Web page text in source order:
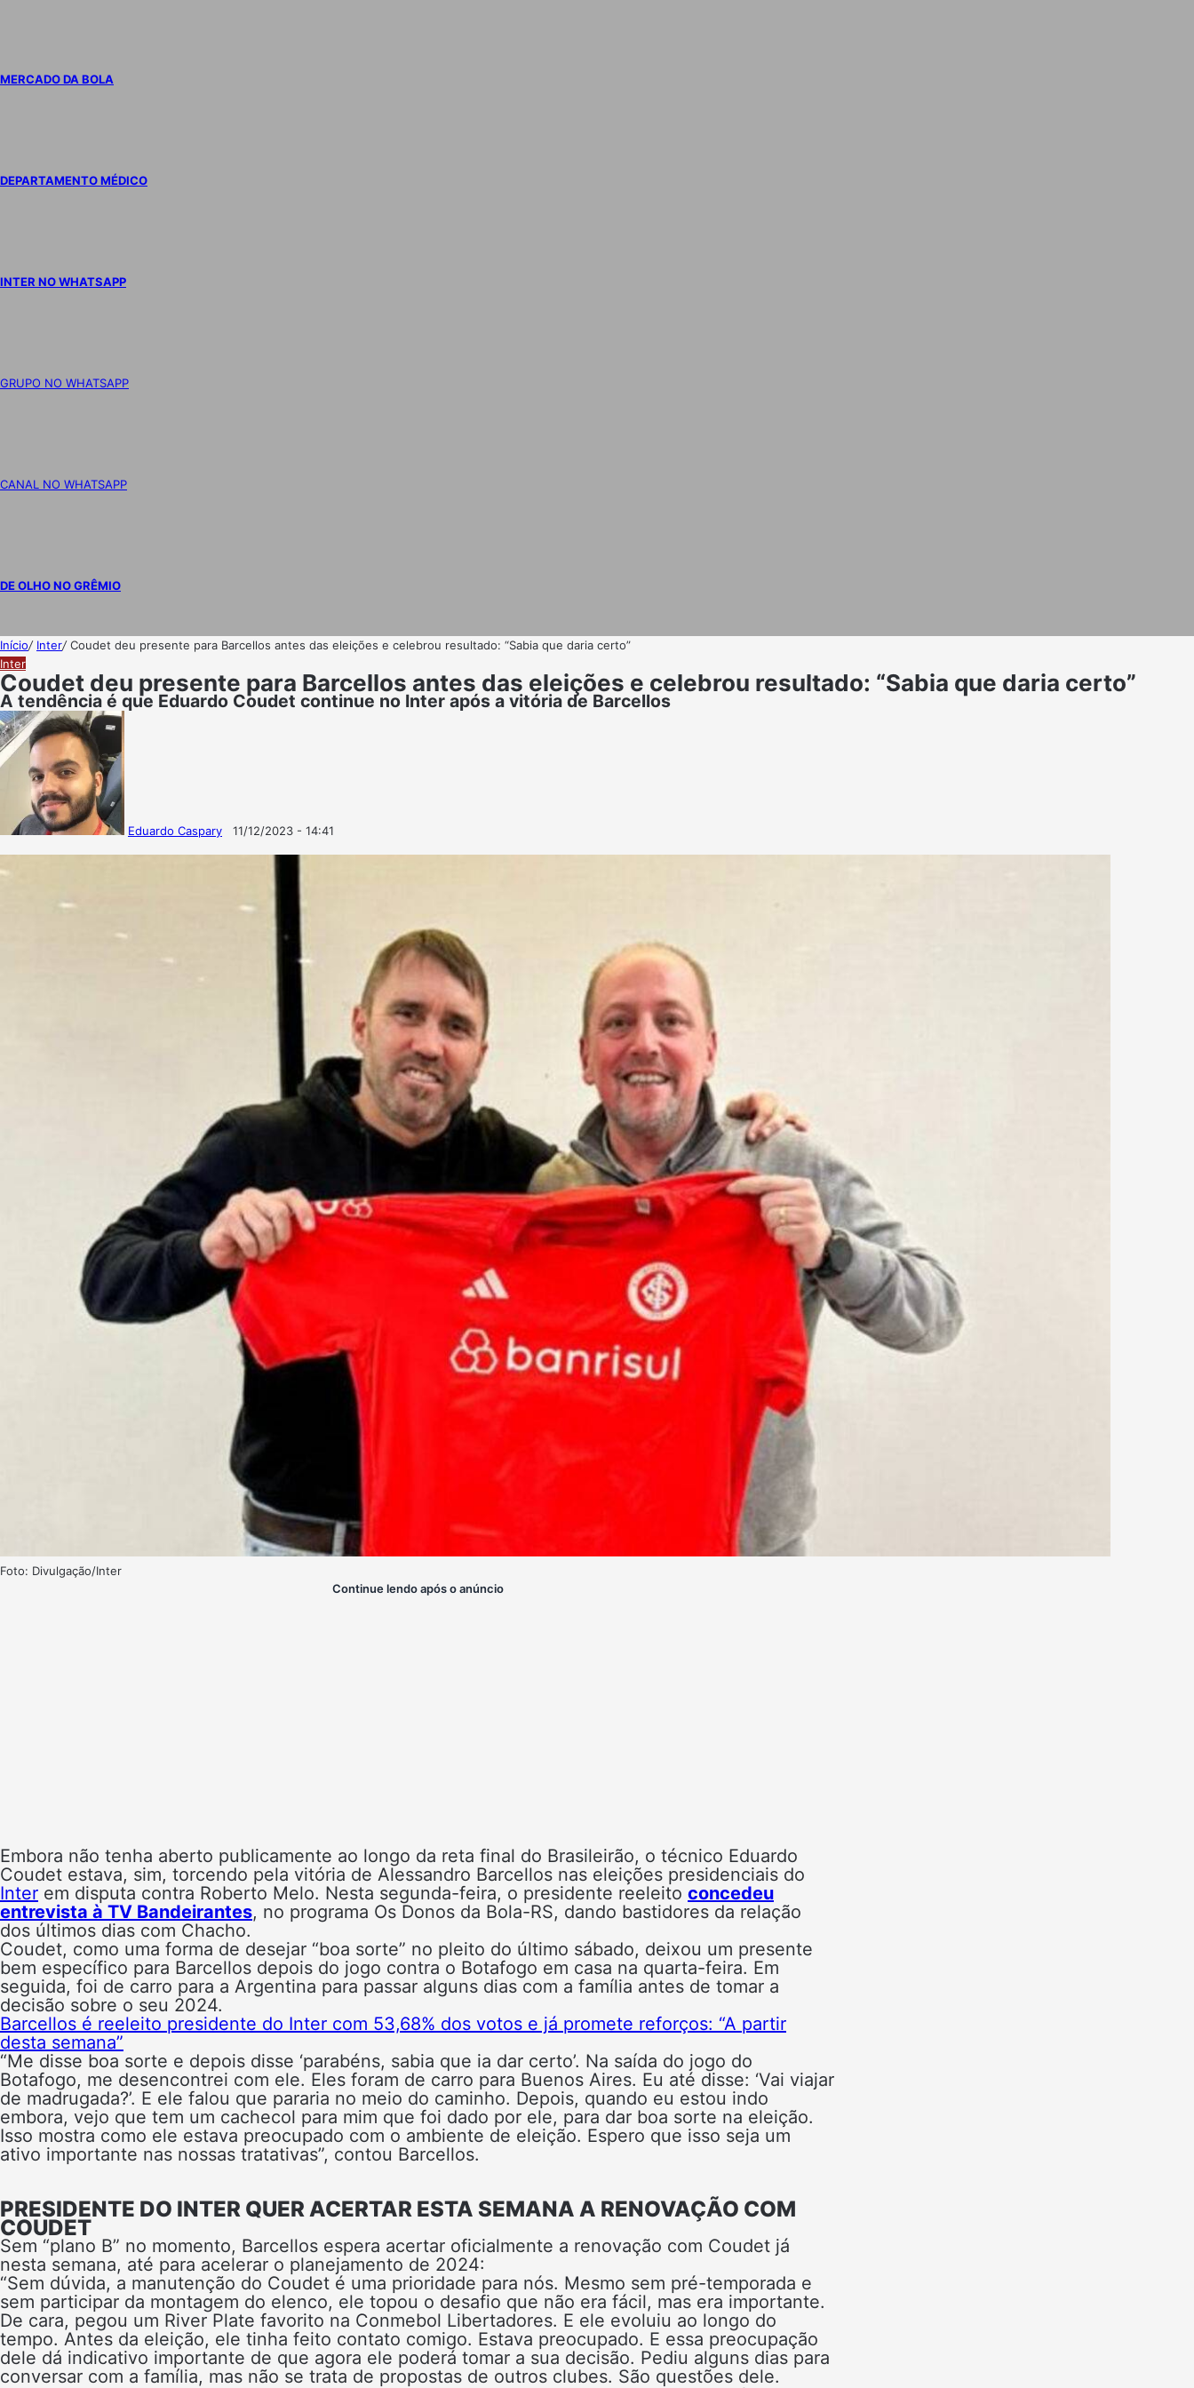
MERCADO DA BOLA
DEPARTAMENTO MÉDICO
INTER NO WHATSAPP
GRUPO NO WHATSAPP
CANAL NO WHATSAPP
DE OLHO NO GRÊMIO
Início/ Inter/Coudet deu presente para Barcellos antes das eleições e celebrou resultado: “Sabia que daria certo”
Inter
Coudet deu presente para Barcellos antes das eleições e celebrou resultado: “Sabia que daria certo”
A tendência é que Eduardo Coudet continue no Inter após a vitória de Barcellos
Eduardo Caspary
Follow
on
Mande
um
11/12/2023 - 14:41
Foto: Divulgação/Inter
Continue lendo após o anúncio
Embora não tenha aberto publicamente ao longo da reta final do Brasileirão, o técnico Eduardo
Coudet estava, sim, torcendo pela vitória de Alessandro Barcellos nas eleições presidenciais do
Inter em disputa contra Roberto Melo. Nesta segunda-feira, o presidente reeleito concedeu
entrevista à TV Bandeirantes, no programa Os Donos da Bola-RS, dando bastidores da relação
dos últimos dias com Chacho.
Coudet, como uma forma de desejar “boa sorte” no pleito do último sábado, deixou um presente
bem específico para Barcellos depois do jogo contra o Botafogo em casa na quarta-feira. Em
seguida, foi de carro para a Argentina para passar alguns dias com a família antes de tomar a
decisão sobre o seu 2024.
Barcellos é reeleito presidente do Inter com 53,68% dos votos e já promete reforços: “A partir
desta semana”
“Me disse boa sorte e depois disse ‘parabéns, sabia que ia dar certo’. Na saída do jogo do
Botafogo, me desencontrei com ele. Eles foram de carro para Buenos Aires. Eu até disse: ‘Vai viajar
de madrugada?’. E ele falou que pararia no meio do caminho. Depois, quando eu estou indo
embora, vejo que tem um cachecol para mim que foi dado por ele, para dar boa sorte na eleição.
Isso mostra como ele estava preocupado com o ambiente de eleição. Espero que isso seja um
ativo importante nas nossas tratativas”, contou Barcellos.
PRESIDENTE DO INTER QUER ACERTAR ESTA SEMANA A RENOVAÇÃO COM
COUDET
Sem “plano B” no momento, Barcellos espera acertar oficialmente a renovação com Coudet já
nesta semana, até para acelerar o planejamento de 2024:
“Sem dúvida, a manutenção do Coudet é uma prioridade para nós. Mesmo sem pré-temporada e
sem participar da montagem do elenco, ele topou o desafio que não era fácil, mas era importante.
De cara, pegou um River Plate favorito na Conmebol Libertadores. E ele evoluiu ao longo do
tempo. Antes da eleição, ele tinha feito contato comigo. Estava preocupado. E essa preocupação
dele dá indicativo importante de que agora ele poderá tomar a sua decisão. Pediu alguns dias para
conversar com a família, mas não se trata de propostas de outros clubes. São questões dele.